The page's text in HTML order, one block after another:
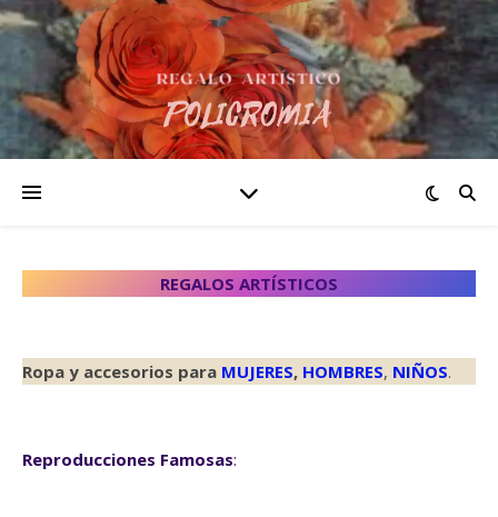
REGALOS ARTÍSTICOS
Ropa y accesorios para MUJERES, HOMBRES, NIÑOS.
Reproducciones Famosas: